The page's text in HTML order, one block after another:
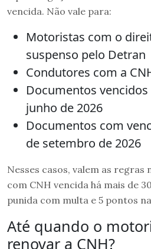
vencida. Não vale para:
Motoristas com o
suspenso pelo Detran
Condutores com a
Documentos
junho de 2026
Documentos com
de setembro de 2026
Nesses casos, valem as
com CNH vencida há mais de
punida com multa e 5 pontos
Até quando o
renovar a CNH?